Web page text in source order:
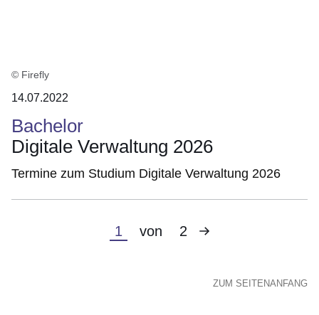
© Firefly
14.07.2022
Bachelor
Digitale Verwaltung 2026
Termine zum Studium Digitale Verwaltung 2026
Aktuelle
1 von 2
Nächste
ZUM SEITENANFANG